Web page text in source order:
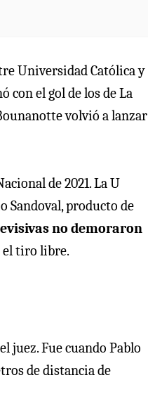
Universidad Católica y
con el gol de los de La
volvió a lanzar
de 2021. La U
Sandoval, producto de
no demoraron
el tiro libre.
juez. Fue cuando Pablo
de distancia de